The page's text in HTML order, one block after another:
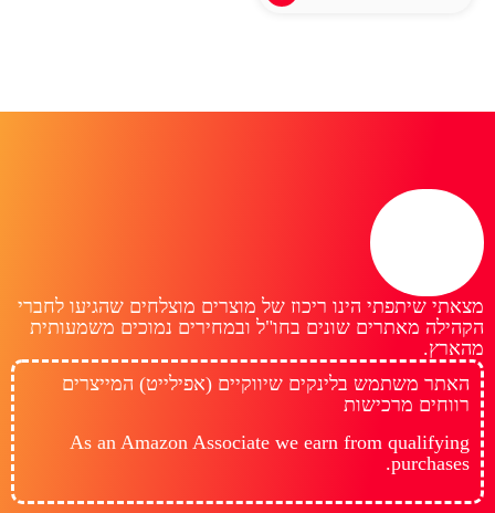
מצאתי שיתפתי הינו ריכוז של מוצרים מוצלחים שהגיעו לחברי
הקהילה מאתרים שונים בחו"ל ובמחירים נמוכים משמעותית
מהארץ.
האתר משתמש בלינקים שיווקיים (אפילייט) המייצרים
רווחים מרכישות
As an Amazon Associate we earn from qualifying
purchases.